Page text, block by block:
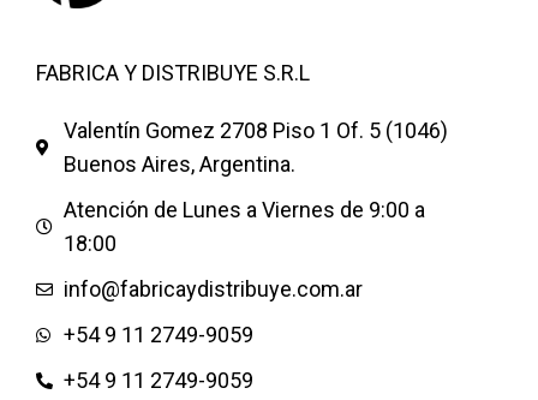
FABRICA Y DISTRIBUYE S.R.L
Valentín Gomez 2708 Piso 1 Of. 5 (1046)
Buenos Aires, Argentina.
Atención de Lunes a Viernes de 9:00 a
18:00
info@fabricaydistribuye.com.ar
+54 9 11 2749-9059
+54 9 11 2749-9059